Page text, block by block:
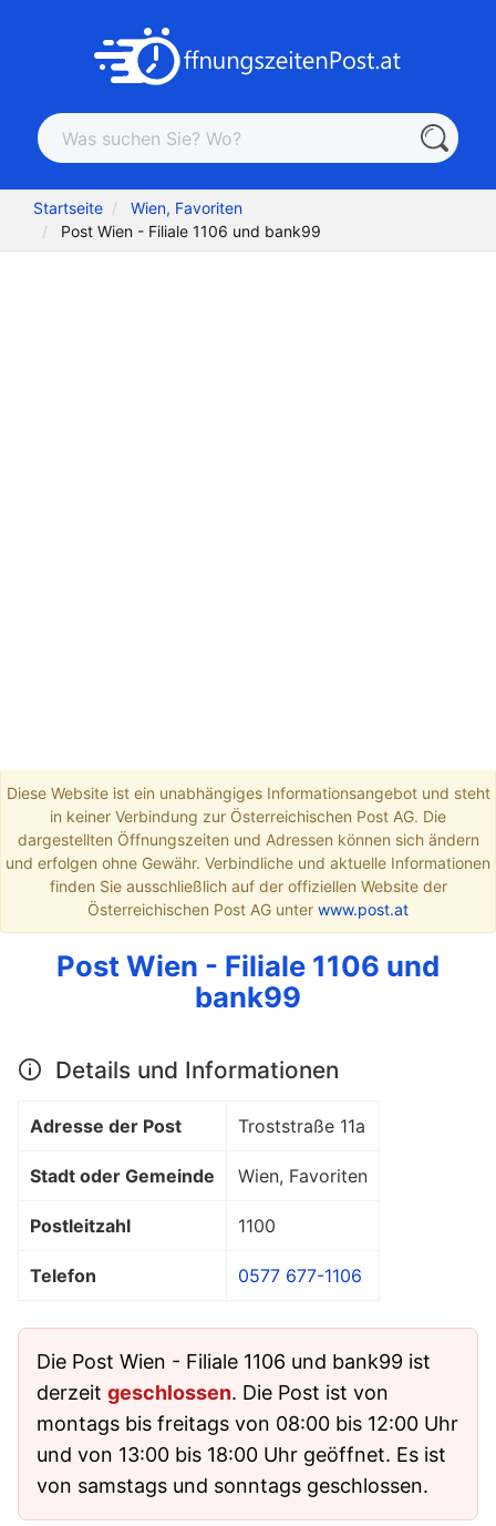
Startseite
Wien, Favoriten
Post Wien - Filiale 1106 und bank99
Diese Website ist ein unabhängiges Informationsangebot und steht
in keiner Verbindung zur Österreichischen Post AG. Die
dargestellten Öffnungszeiten und Adressen können sich ändern
und erfolgen ohne Gewähr. Verbindliche und aktuelle Informationen
finden Sie ausschließlich auf der offiziellen Website der
Österreichischen Post AG unter www.post.at
Post Wien - Filiale 1106 und
bank99
Details und Informationen
Adresse der Post Troststraße 11a
Stadt oder Gemeinde Wien, Favoriten
Postleitzahl 1100
Telefon 0577 677-1106
Die Post Wien - Filiale 1106 und bank99 ist
derzeit geschlossen. Die Post ist von
montags bis freitags von 08:00 bis 12:00 Uhr
und von 13:00 bis 18:00 Uhr geöffnet. Es ist
von samstags und sonntags geschlossen.